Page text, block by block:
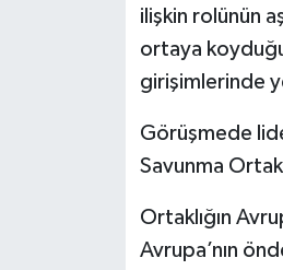
ilişkin rolünün
ortaya
girişimlerinde
Görüşmede
Savunma
Ortaklığın
Avrupa’nın